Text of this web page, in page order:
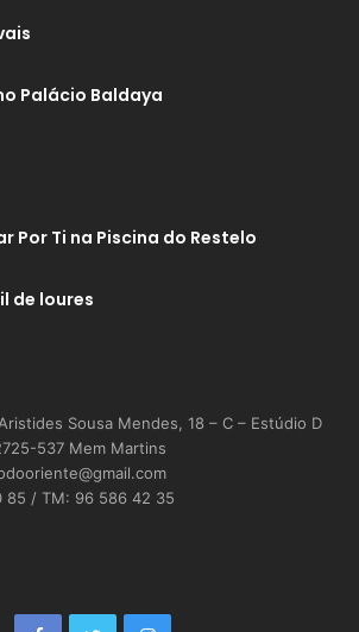
Palácio Baldaya
Por Ti na Piscina do Restelo
de loures
Sousa Mendes, 18 – C – Estúdio D
537 Mem Martins
85 / TM: 96 586 42 35